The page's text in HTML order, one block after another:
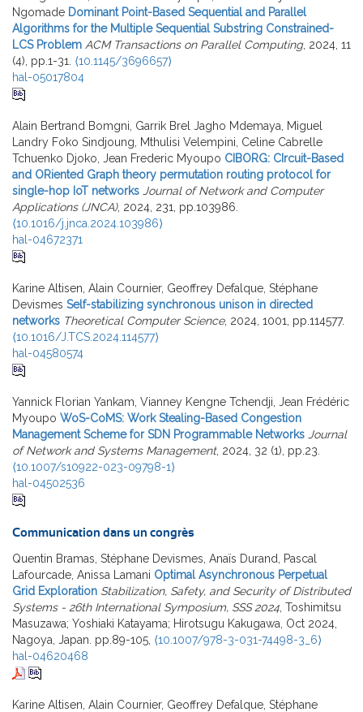
Ngomade Dominant Point-Based Sequential and Parallel
Algorithms for the Multiple Sequential Substring Constrained-
LCS Problem ACM Transactions on Parallel Computing, 2024, 11
(4), pp.1-31. ⟨10.1145/3696657⟩
hal-05017804
Alain Bertrand Bomgni, Garrik Brel Jagho Mdemaya, Miguel
Landry Foko Sindjoung, Mthulisi Velempini, Celine Cabrelle
Tchuenko Djoko, Jean Frederic Myoupo CIBORG: CIrcuit-Based
and ORiented Graph theory permutation routing protocol for
single-hop IoT networks Journal of Network and Computer
Applications (JNCA), 2024, 231, pp.103986.
⟨10.1016/j.jnca.2024.103986⟩
hal-04672371
Karine Altisen, Alain Cournier, Geoffrey Defalque, Stéphane
Devismes Self-stabilizing synchronous unison in directed
networks Theoretical Computer Science, 2024, 1001, pp.114577.
⟨10.1016/J.TCS.2024.114577⟩
hal-04580574
Yannick Florian Yankam, Vianney Kengne Tchendji, Jean Frédéric
Myoupo WoS-CoMS: Work Stealing-Based Congestion
Management Scheme for SDN Programmable Networks Journal
of Network and Systems Management, 2024, 32 (1), pp.23.
⟨10.1007/s10922-023-09798-1⟩
hal-04502536
Communication dans un congrès
Quentin Bramas, Stéphane Devismes, Anaïs Durand, Pascal
Lafourcade, Anissa Lamani Optimal Asynchronous Perpetual
Grid Exploration Stabilization, Safety, and Security of Distributed
Systems - 26th International Symposium, SSS 2024 , Toshimitsu
Masuzawa; Yoshiaki Katayama; Hirotsugu Kakugawa, Oct 2024,
Nagoya, Japan. pp.89-105, ⟨10.1007/978-3-031-74498-3_6⟩
hal-04620468
Karine Altisen, Alain Cournier, Geoffrey Defalque, Stéphane